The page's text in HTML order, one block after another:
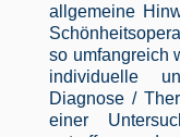
allgemeine
so umfangreich
individuelle
Diagnose /
einer